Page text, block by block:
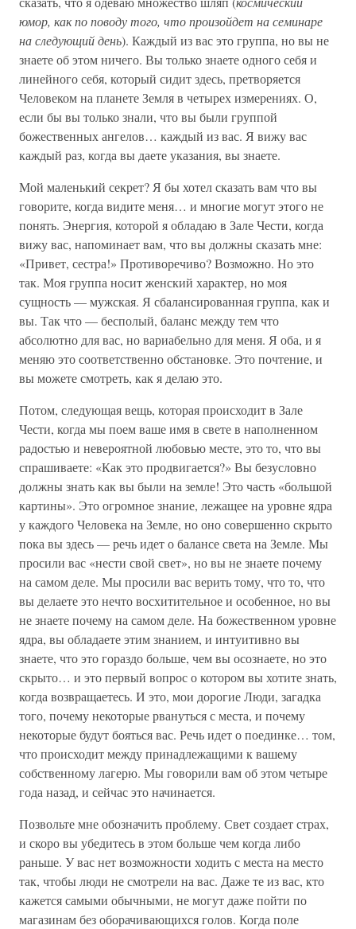
юмор, как по поводу того, что произойдет на семинаре
на следующий день). Каждый из вас это группа, но вы не
знаете об этом ничего. Вы только знаете одного себя и
линейного себя, который сидит здесь, претворяется
Человеком на планете Земля в четырех измерениях. О,
если бы вы только знали, что вы были группой
божественных ангелов… каждый из вас. Я вижу вас
каждый раз, когда вы даете указания, вы знаете.
Мой маленький секрет? Я бы хотел сказать вам что вы
говорите, когда видите меня… и многие могут этого не
понять. Энергия, которой я обладаю в Зале Чести, когда
вижу вас, напоминает вам, что вы должны сказать мне:
«Привет, сестра!» Противоречиво? Возможно. Но это
так. Моя группа носит женский характер, но моя
сущность — мужская. Я сбалансированная группа, как и
вы. Так что — бесполый, баланс между тем что
абсолютно для вас, но вариабельно для меня. Я оба, и я
меняю это соответственно обстановке. Это почтение, и
вы можете смотреть, как я делаю это.
Потом, следующая вещь, которая происходит в Зале
Чести, когда мы поем ваше имя в свете в наполненном
радостью и невероятной любовью месте, это то, что вы
спрашиваете: «Как это продвигается?» Вы безусловно
должны знать как вы были на земле! Это часть «большой
картины». Это огромное знание, лежащее на уровне ядра
у каждого Человека на Земле, но оно совершенно скрыто
пока вы здесь — речь идет о балансе света на Земле. Мы
просили вас «нести свой свет», но вы не знаете почему
на самом деле. Мы просили вас верить тому, что то, что
вы делаете это нечто восхитительное и особенное, но вы
не знаете почему на самом деле. На божественном уровне
ядра, вы обладаете этим знанием, и интуитивно вы
знаете, что это гораздо больше, чем вы осознаете, но это
скрыто… и это первый вопрос о котором вы хотите знать,
когда возвращаетесь. И это, мои дорогие Люди, загадка
того, почему некоторые рвануться с места, и почему
некоторые будут бояться вас. Речь идет о поединке… том,
что происходит между принадлежащими к вашему
собственному лагерю. Мы говорили вам об этом четыре
года назад, и сейчас это начинается.
Позвольте мне обозначить проблему. Свет создает страх,
и скоро вы убедитесь в этом больше чем когда либо
раньше. У вас нет возможности ходить с места на место
так, чтобы люди не смотрели на вас. Даже те из вас, кто
кажется самыми обычными, не могут даже пойти по
магазинам без оборачивающихся голов. Когда поле